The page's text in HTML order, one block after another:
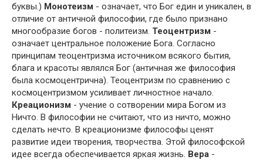
буквы.) Монотеизм - означает, что Бог един и уникален, в
отличие от античной философии, где было признано
многообразие богов - политеизм. Теоцентризм -
означает центральное положение Бога. Согласно
принципам теоцентризма источником всякого бытия,
блага и красоты являлся Бог (античная же философия
была космоцентрична). Теоцентризм по сравнению с
космоцентризмом усиливает личностное начало.
Креационизм - учение о сотворении мира Богом из
Ничто. В философии не считают, что из ничто, можно
сделать нечто. В креационизме философы ценят
развитие идеи творения, творчества. Этой философской
идее всегда обеспечивается яркая жизнь. Вера -